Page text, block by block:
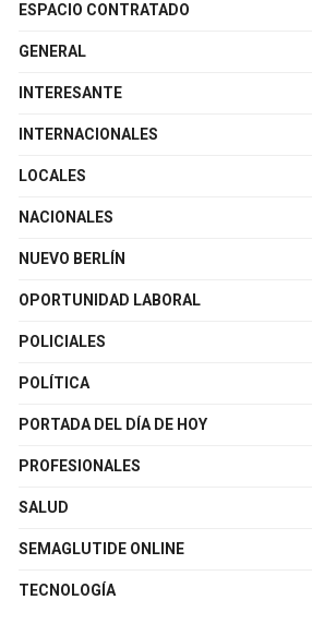
ESPACIO CONTRATADO
GENERAL
INTERESANTE
INTERNACIONALES
LOCALES
NACIONALES
NUEVO BERLÍN
OPORTUNIDAD LABORAL
POLICIALES
POLÍTICA
PORTADA DEL DÍA DE HOY
PROFESIONALES
SALUD
SEMAGLUTIDE ONLINE
TECNOLOGÍA